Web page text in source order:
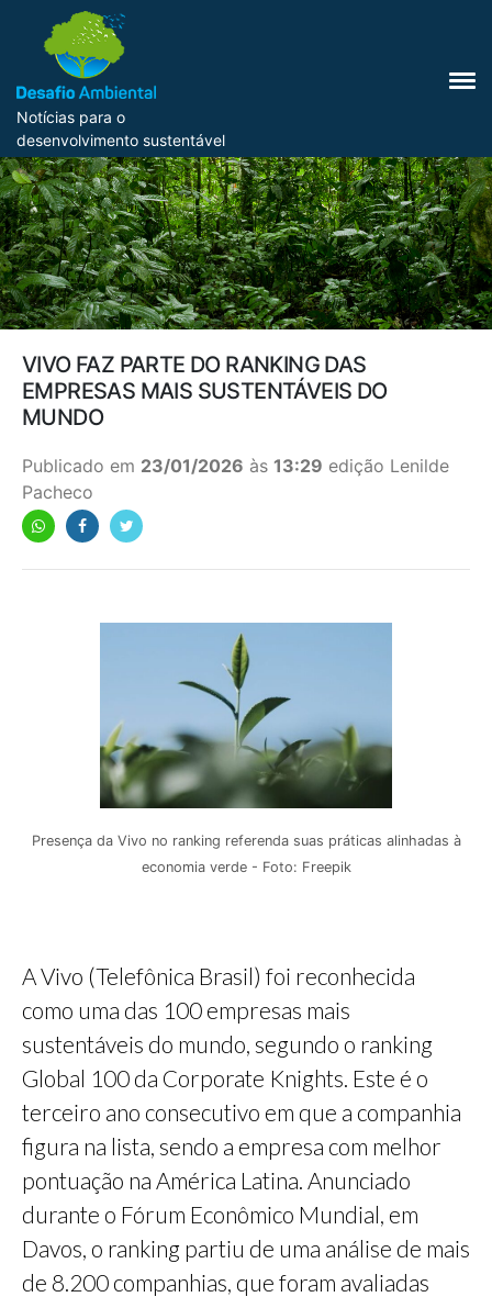
Notícias para o
desenvolvimento sustentável
VIVO FAZ PARTE DO RANKING DAS
EMPRESAS MAIS SUSTENTÁVEIS DO
MUNDO
Publicado em 23/01/2026 às 13:29 edição Lenilde
Pacheco
Presença da Vivo no ranking referenda suas práticas alinhadas à
economia verde - Foto: Freepik
A Vivo (Telefônica Brasil) foi reconhecida
como uma das 100 empresas mais
sustentáveis do mundo, segundo o ranking
Global 100 da Corporate Knights. Este é o
terceiro ano consecutivo em que a companhia
figura na lista, sendo a empresa com melhor
pontuação na América Latina. Anunciado
durante o Fórum Econômico Mundial, em
Davos, o ranking partiu de uma análise de mais
de 8.200 companhias, que foram avaliadas